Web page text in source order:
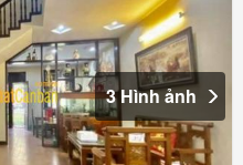
3 Hình ảnh